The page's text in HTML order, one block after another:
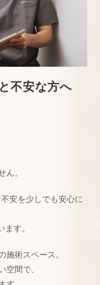
不安な方へ
。
安を少しでも安心に
す。
術スペース。
間で、